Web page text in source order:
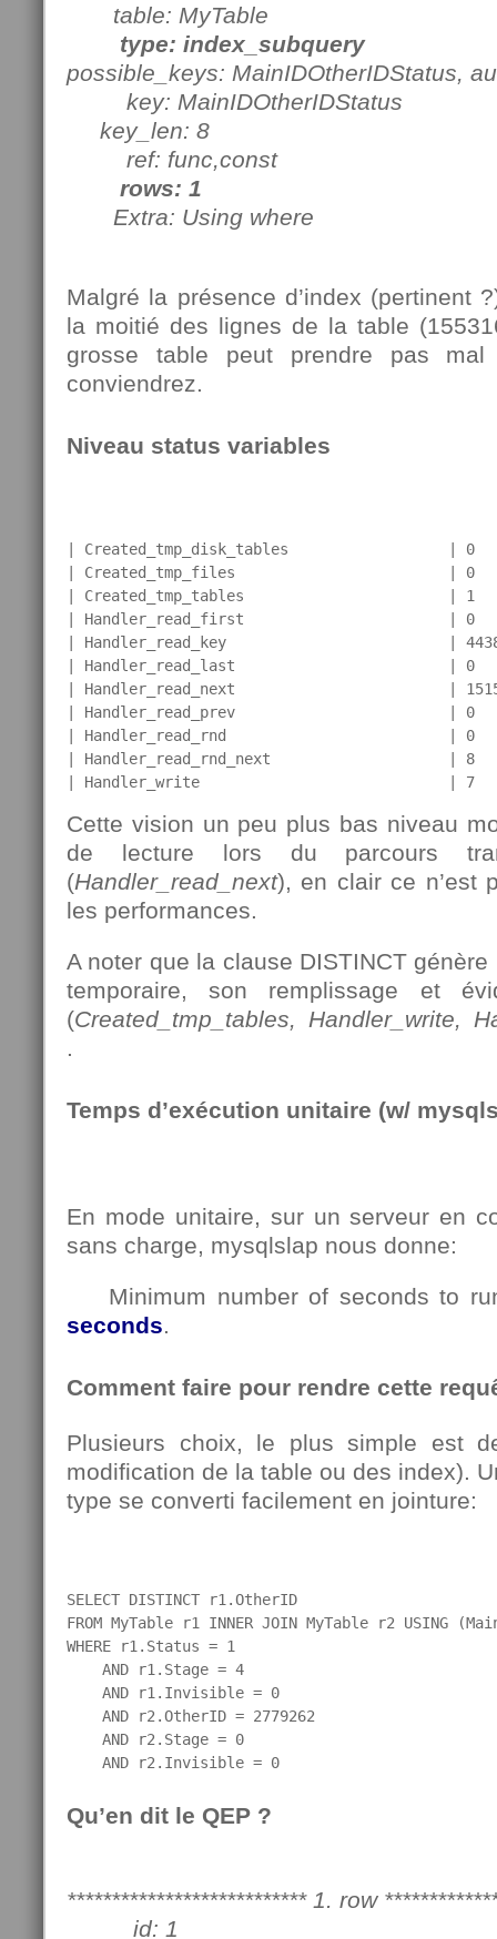
table: MyTable
type: index_subquery
possible_keys: MainIDOtherIDStatus,
key: MainIDOtherIDStatus
key_len: 8
ref: func,const
rows: 1
Extra: Using where
Malgré la présence d’index (pertinent
la moitié des lignes de la table
grosse table peut prendre pas
conviendrez.
Niveau status variables
| Created_tmp_disk_tables                  | 0
| Created_tmp_files                        | 0
| Created_tmp_tables                       | 1
| Handler_read_first                       | 0
| Handler_read_key                         |
| Handler_read_last                        | 0
| Handler_read_next                        |
| Handler_read_prev                        | 0
| Handler_read_rnd                         | 0
| Handler_read_rnd_next                    | 8
| Handler_write                            | 7
Cette vision un peu plus bas niveau
de lecture lors du parcours
(Handler_read_next), en clair ce n’est
les performances.
A noter que la clause DISTINCT génère
temporaire, son remplissage et
(Created_tmp_tables, Handler_write,
.
Temps d’exécution unitaire (w/
En mode unitaire, sur un serveur en
sans charge, mysqlslap nous donne:
Minimum number of seconds to
seconds.
Comment faire pour rendre cette
Plusieurs choix, le plus simple est
modification de la table ou des index).
type se converti facilement en jointure:
SELECT DISTINCT r1.OtherID
FROM MyTable r1 INNER JOIN MyTable r2 USING
WHERE r1.Status = 1
    AND r1.Stage = 4
    AND r1.Invisible = 0
    AND r2.OtherID = 2779262
    AND r2.Stage = 0
    AND r2.Invisible = 0
Qu’en dit le QEP ?
*************************** 1. row
id: 1